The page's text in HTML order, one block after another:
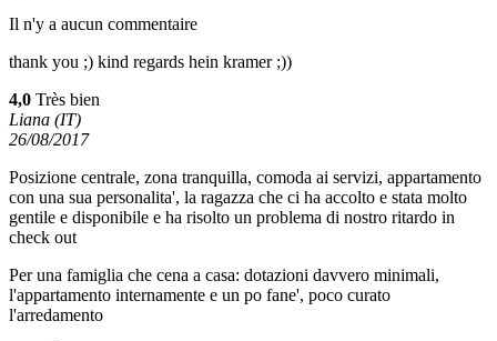
Il n'y a aucun commentaire
thank you ;) kind regards hein kramer ;))
4,0 Très bien
Liana (IT)
26/08/2017
Posizione centrale, zona tranquilla, comoda ai servizi, appartamento
con una sua personalita', la ragazza che ci ha accolto e stata molto
gentile e disponibile e ha risolto un problema di nostro ritardo in
check out
Per una famiglia che cena a casa: dotazioni davvero minimali,
l'appartamento internamente e un po fane', poco curato
l'arredamento